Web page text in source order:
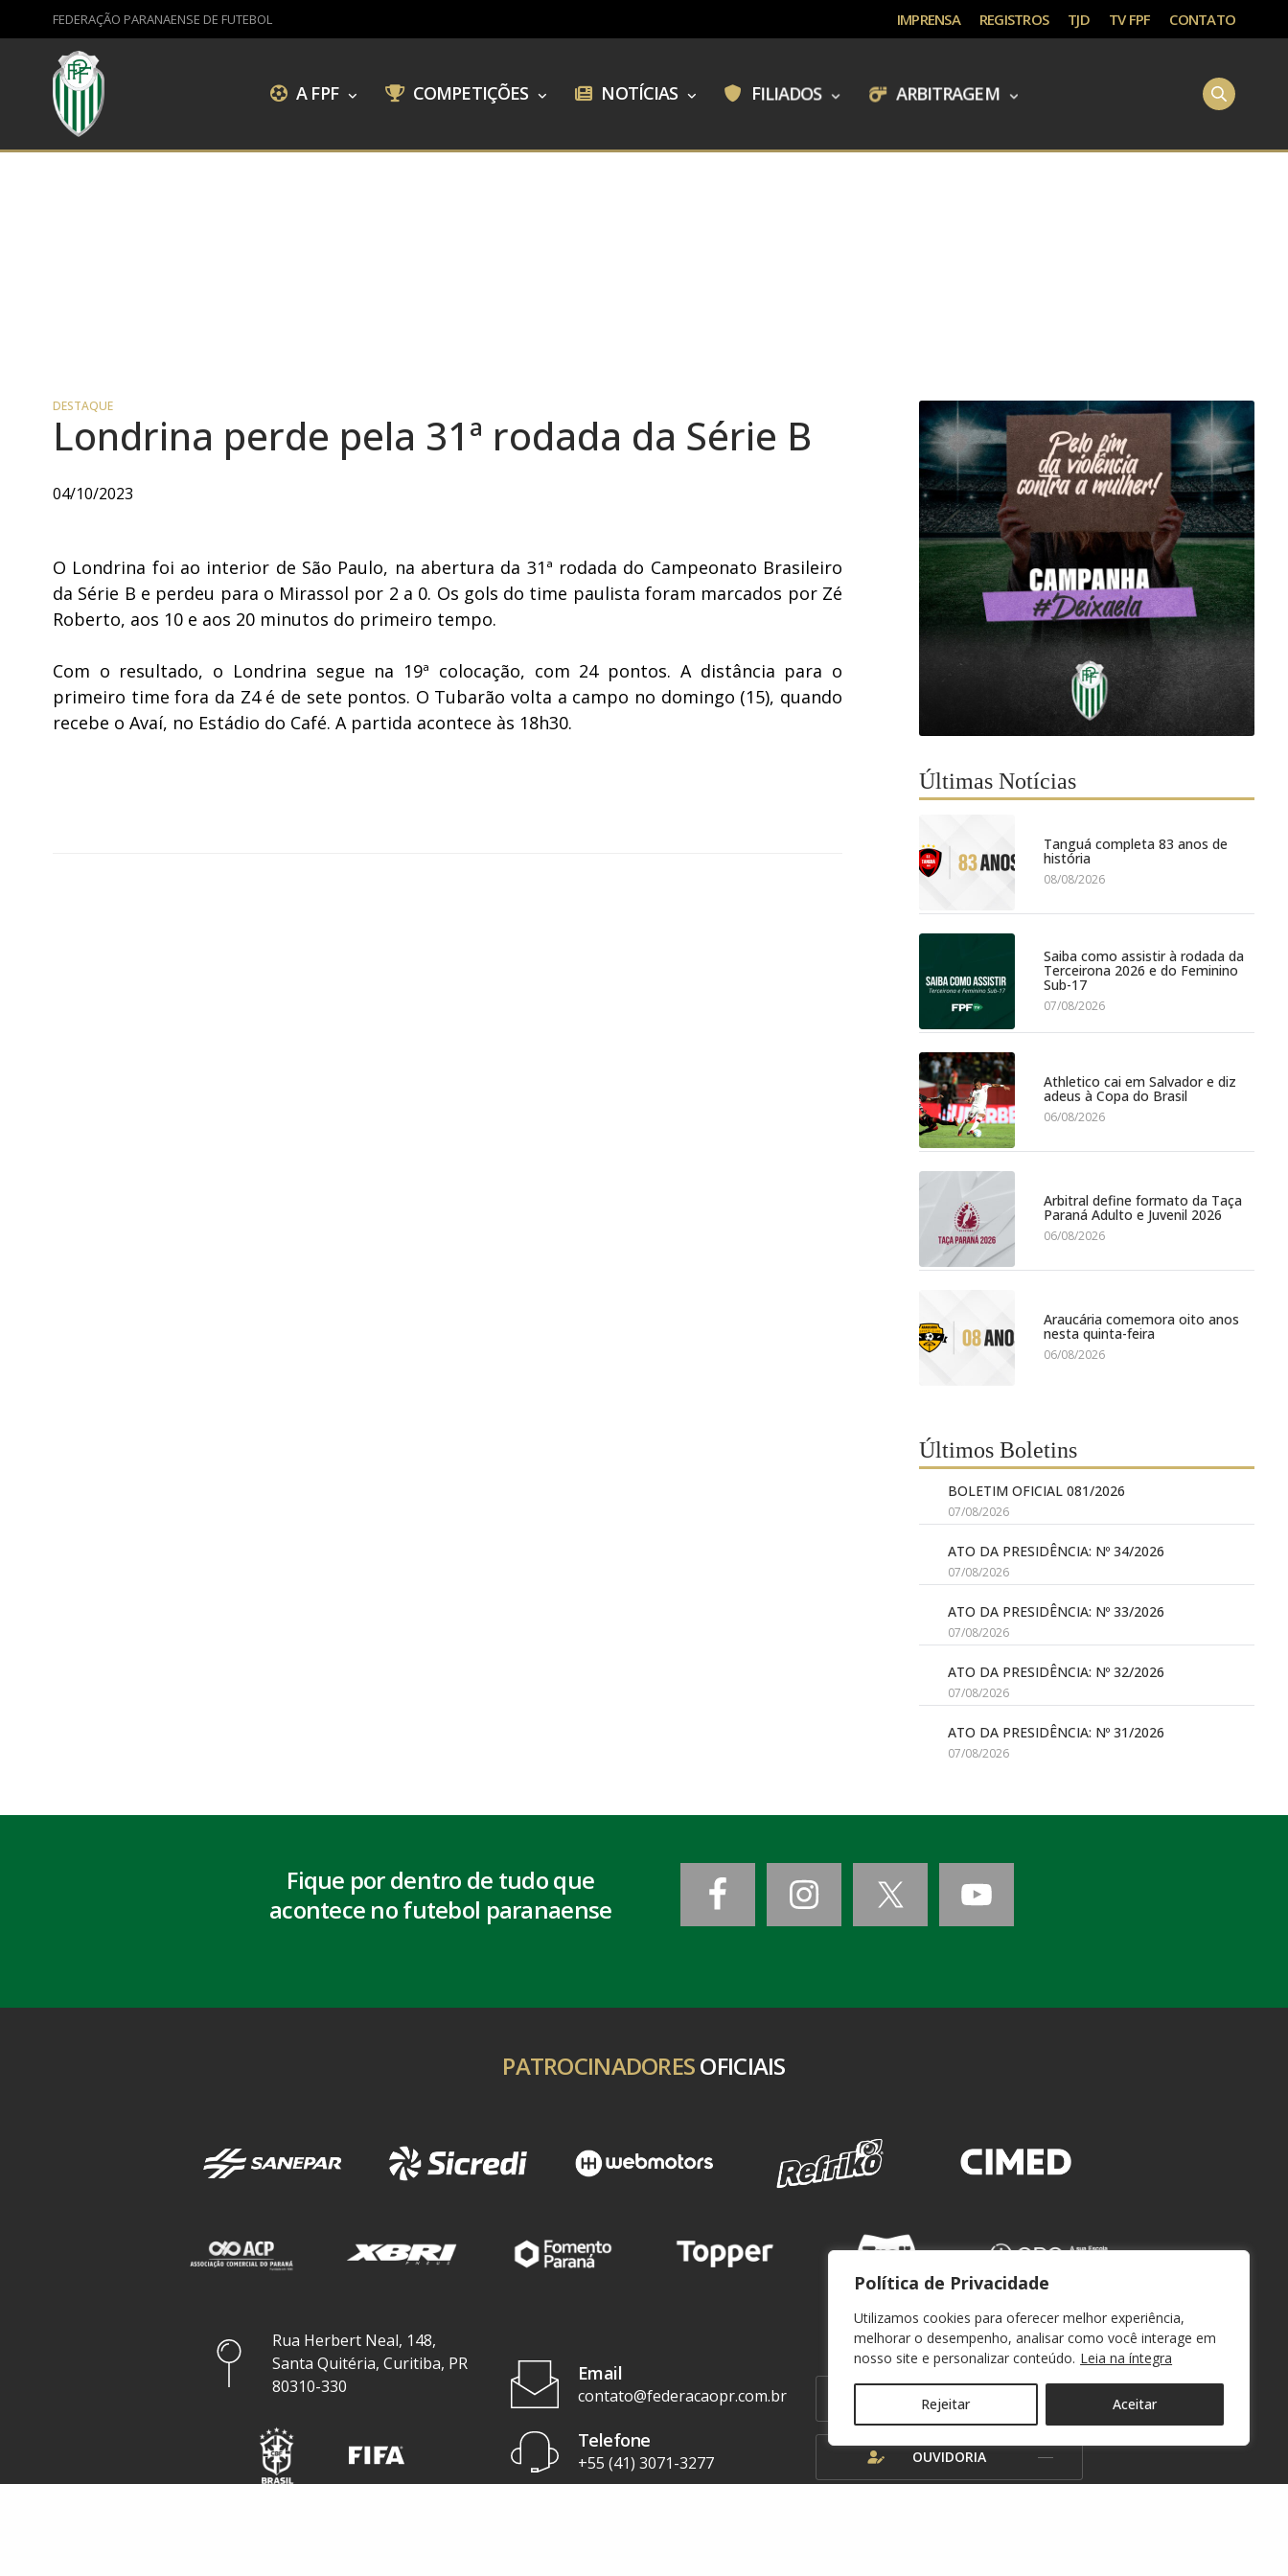
Política de Privacidade
Utilizamos cookies para oferecer melhor experiência,
melhorar o desempenho, analisar como você interage em
nosso site e personalizar conteúdo. Leia na íntegra
Rejeitar Aceitar
FEDERAÇÃO PARANAENSE DE FUTEBOL IMPRENSA REGISTROS TJD TV FPF CONTATO
A FPF COMPETIÇÕES NOTÍCIAS FILIADOS ARBITRAGEM
DESTAQUE
Londrina perde pela 31ª rodada da Série B
04/10/2023
O Londrina foi ao interior de São Paulo, na abertura da 31ª rodada do Campeonato Brasileiro
da Série B e perdeu para o Mirassol por 2 a 0. Os gols do time paulista foram marcados por Zé
Roberto, aos 10 e aos 20 minutos do primeiro tempo.
Com o resultado, o Londrina segue na 19ª colocação, com 24 pontos. A distância para o
primeiro time fora da Z4 é de sete pontos. O Tubarão volta a campo no domingo (15), quando
recebe o Avaí, no Estádio do Café. A partida acontece às 18h30.
Últimas Notícias
Tanguá completa 83 anos de
história
08/08/2026
Saiba como assistir à rodada da
Terceirona 2026 e do Feminino
Sub-17
07/08/2026
Athletico cai em Salvador e diz
adeus à Copa do Brasil
06/08/2026
Arbitral define formato da Taça
Paraná Adulto e Juvenil 2026
06/08/2026
Araucária comemora oito anos
nesta quinta-feira
06/08/2026
Últimos Boletins
BOLETIM OFICIAL 081/2026
07/08/2026
ATO DA PRESIDÊNCIA: Nº 34/2026
07/08/2026
ATO DA PRESIDÊNCIA: Nº 33/2026
07/08/2026
ATO DA PRESIDÊNCIA: Nº 32/2026
07/08/2026
ATO DA PRESIDÊNCIA: Nº 31/2026
07/08/2026
Fique por dentro de tudo que
acontece no futebol paranaense
PATROCINADORESOFICIAIS
Rua Herbert Neal, 148,
Santa Quitéria, Curitiba, PR
80310-330
Email
contato@federacaopr.com.br
Telefone
+55 (41) 3071-3277
WEBMAIL
OUVIDORIA